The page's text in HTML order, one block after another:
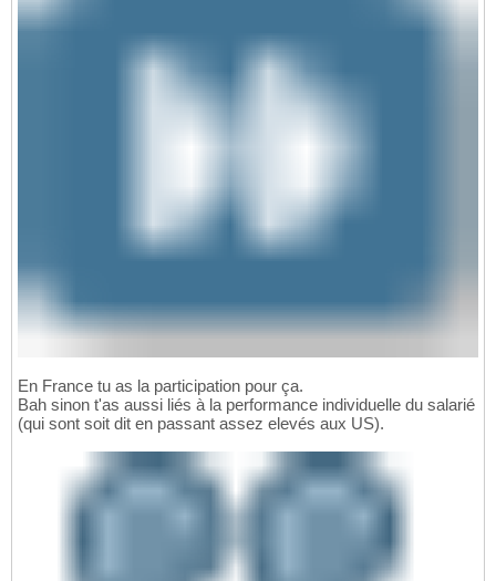
En France tu as la participation pour ça.
Bah sinon t'as aussi liés à la performance individuelle du salarié
(qui sont soit dit en passant assez elevés aux US).